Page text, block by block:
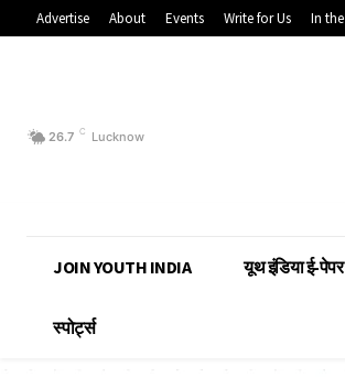
Advertise About Events Write for Us In
26.7 C Lucknow
JOIN YOUTH INDIA यूथ इंडिया ई-पेपर
स्पोर्ट्स